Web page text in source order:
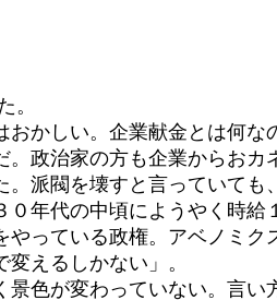
。
かしい。企業献金とは何な
政治家の方も企業からお
派閥を壊すと言っていても
年代の中頃にようやく時給
っている政権。アベノミ
えるしかない」。
色が変わっていない。言い